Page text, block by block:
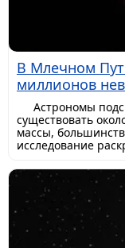
В Млечном
миллионов
Астрономы
существовать
массы,
исследование